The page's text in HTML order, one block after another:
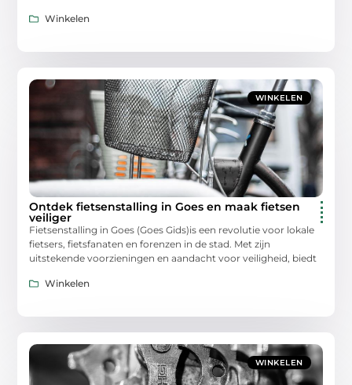
Winkelen
WINKELEN
Ontdek fietsenstalling in Goes en maak fietsen
veiliger
Fietsenstalling in Goes (Goes Gids)is een revolutie voor lokale
fietsers, fietsfanaten en forenzen in de stad. Met zijn
uitstekende voorzieningen en aandacht voor veiligheid, biedt
Winkelen
WINKELEN